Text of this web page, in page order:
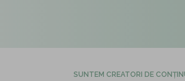
SUNTEM CREATORI DE